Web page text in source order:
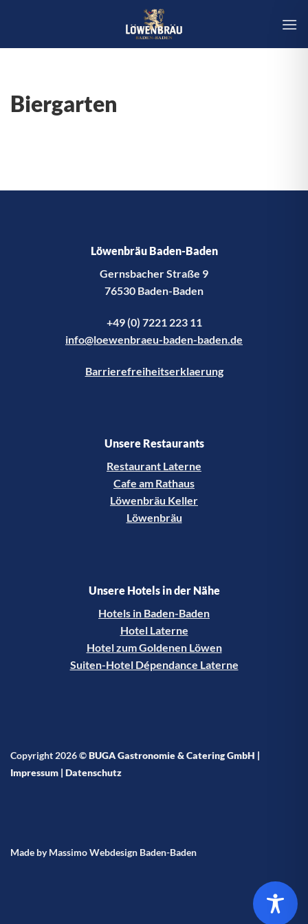
Biergarten
Löwenbräu Baden-Baden
Gernsbacher Straße 9
76530 Baden-Baden
+49 (0) 7221 223 11
info@loewenbraeu-baden-baden.de
Barrierefreiheitserklaerung
Unsere Restaurants
Restaurant Laterne
Cafe am Rathaus
Löwenbräu Keller
Löwenbräu
Unsere Hotels in der Nähe
Hotels in Baden-Baden
Hotel Laterne
Hotel zum Goldenen Löwen
Suiten-Hotel Dépendance Laterne
Copyright 2026 ©BUGA Gastronomie & Catering GmbH |
Impressum
Datenschutz
Made by Massimo Webdesign Baden-Baden